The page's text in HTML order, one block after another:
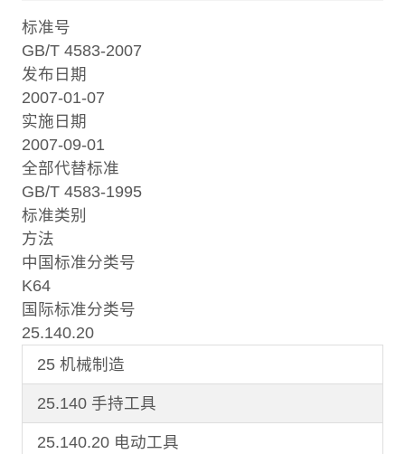
标准号
GB/T 4583-2007
发布日期
2007-01-07
实施日期
2007-09-01
全部代替标准
GB/T 4583-1995
标准类别
方法
中国标准分类号
K64
国际标准分类号
25.140.20
25 机械制造
25.140 手持工具
25.140.20 电动工具